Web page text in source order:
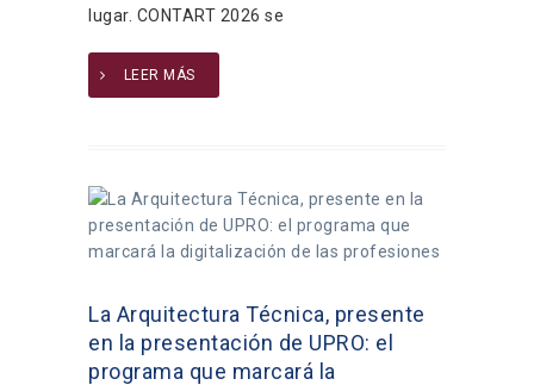
lugar. CONTART 2026 se
LEER MÁS
La Arquitectura Técnica, presente
en la presentación de UPRO: el
programa que marcará la